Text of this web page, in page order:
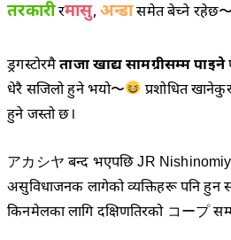
तरकारीरमासु,अन्डासमेत बेच्ने रहेछ〜
ड्रगस्टोरमैताजा खाद्य सामग्रीसम्म पाइने
धेरै सजिलो हुने भयो〜
प्रशोधित
हुने जस्तो छ।
アカシヤ बन्द भएपछि JR
असुविधाजनक लागेको व्यक्तिहरू पनि हुन
किनमेलका लागि दक्षिणतिरको コープ